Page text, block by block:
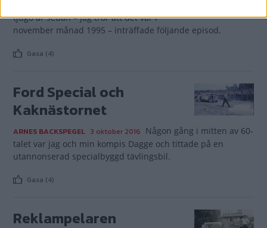
tjugo år sedan – jag tror att det var i
november månad 1995 – inträffade följande episod.
Gasa (4)
Ford Special och
Kaknästornet
ARNES BACKSPEGEL 3 oktober 2016 Någon gång i mitten av 60-
talet var jag och min kompis Dagge och tittade på en
utannonserad specialbyggd tävlingsbil.
Gasa (4)
Reklampelaren